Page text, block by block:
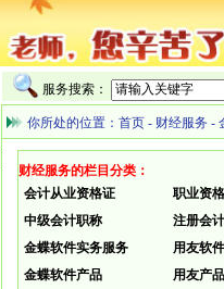
服务搜索：
你所处的位置： 首页 - 财经服务 -
财经服务的栏目分类：
会计从业资格证
职业资
中级会计职称
注册会
金蝶软件实务服务
用友软
金蝶软件产品
用友产品